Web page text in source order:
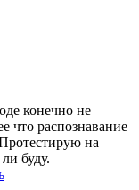
конечно не
что распознавание
на
буду.